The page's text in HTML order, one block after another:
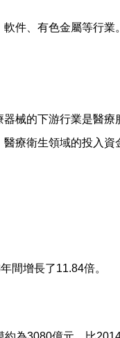
件、有色金屬等行業
械的下游行業是醫
療衛生領域的投入
間增長了11.84倍。